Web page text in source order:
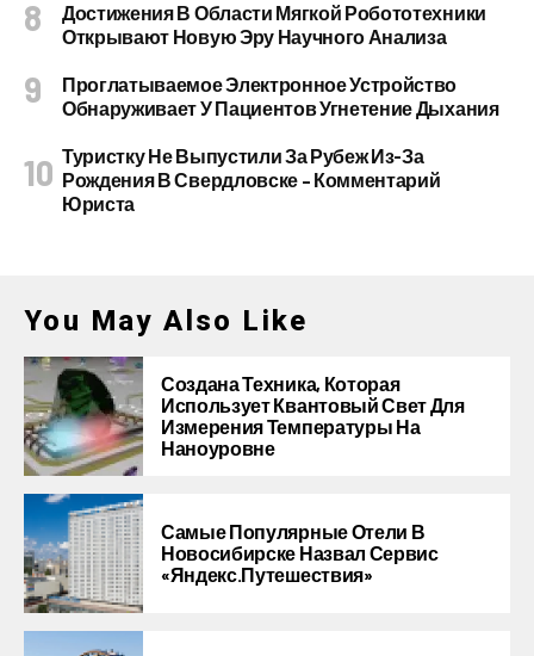
Достижения В Области Мягкой Робототехники
Открывают Новую Эру Научного Анализа
Проглатываемое Электронное Устройство
Обнаруживает У Пациентов Угнетение Дыхания
Туристку Не Выпустили За Рубеж Из-За
Рождения В Свердловске – Комментарий
Юриста
You May Also Like
Создана Техника, Которая
Использует Квантовый Свет Для
Измерения Температуры На
Наноуровне
Самые Популярные Отели В
Новосибирске Назвал Сервис
«Яндекс.Путешествия»